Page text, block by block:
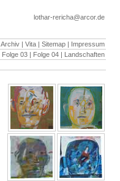
lothar-rericha@arcor.de
Archiv | Vita | Sitemap | Impressum
Folge 03 | Folge 04 | Landschaften